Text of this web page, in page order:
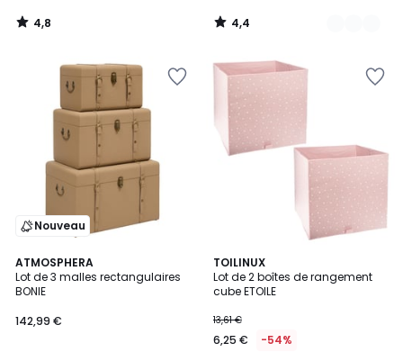
4,8
/
4,4
/
Nouveau
ATMOSPHERA
Lot de 3 malles rectangulaires
BONIE
142,99 €
2
Couleurs
TOILINUX
Lot de 2 boîtes de rangement
cube ETOILE
13,61 €
6,25 € -54%